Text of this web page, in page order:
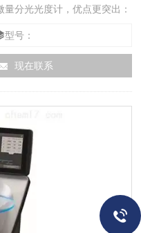
分光光度计，优点更突出：
型号：
现在联系